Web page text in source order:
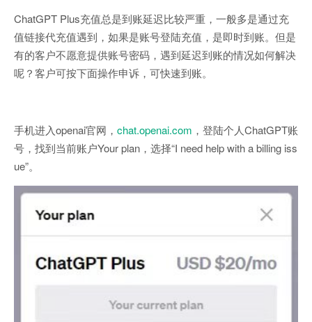
ChatGPT Plus充值总是到账延迟比较严重，一般多是通过充
值链接代充值遇到，如果是账号登陆充值，是即时到账。但是
有的客户不愿意提供账号密码，遇到延迟到账的情况如何解决
呢？客户可按下面操作申诉，可快速到账。
手机进入openai官网， chat.openai.com ，登陆个人ChatGPT账
号，找到当前账户Your plan，选择“I need help with a billing iss
ue”。